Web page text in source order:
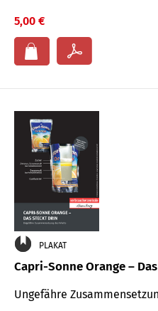
5,00 €
PLAKAT
Capri-Sonne Orange –
Ungefähre